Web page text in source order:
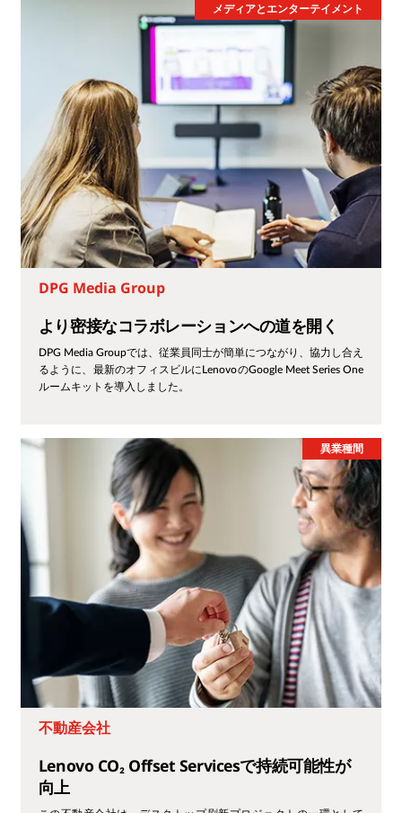
メディアとエンターテイメント
DPG Media Group
より密接なコラボレーションへの道を開く
DPG Media Groupでは、従業員同士が簡単につながり、協力し合え
るように、最新のオフィスビルにLenovoのGoogle Meet Series One
ルームキットを導入しました。
異業種間
不動産会社
Lenovo CO₂ Offset Servicesで持続可能性が
向上